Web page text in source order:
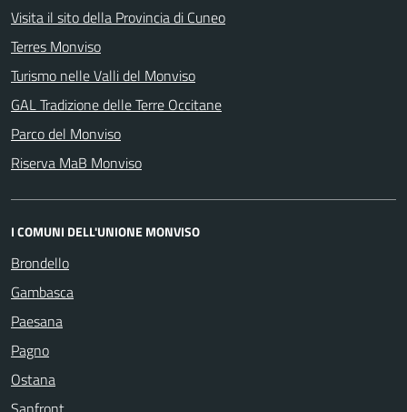
Visita il sito della Provincia di Cuneo
Terres Monviso
Turismo nelle Valli del Monviso
GAL Tradizione delle Terre Occitane
Parco del Monviso
Riserva MaB Monviso
I COMUNI DELL'UNIONE MONVISO
Brondello
Gambasca
Paesana
Pagno
Ostana